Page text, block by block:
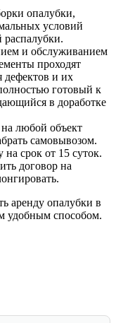
опалубки,
условий
распалубки.
и обслуживанием
проходят
дефектов и их
готовый к
в доработке
любой объект
самовывозом.
срок от 15 суток.
договор на
аренду опалубки в
удобным способом.